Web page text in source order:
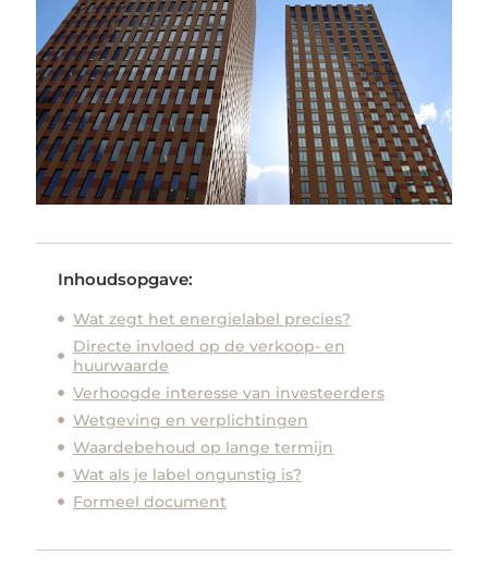
Inhoudsopgave:
Wat zegt het energielabel precies?
Directe invloed op de verkoop- en
huurwaarde
Verhoogde interesse van investeerders
Wetgeving en verplichtingen
Waardebehoud op lange termijn
Wat als je label ongunstig is?
Formeel document